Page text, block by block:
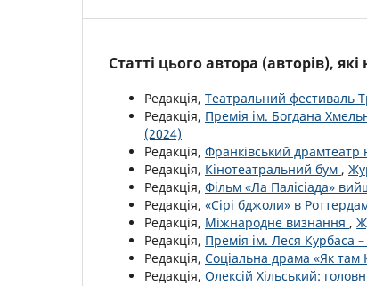
Статті цього автора (авторів),
Редакція, Театральний фестиваль
Редакція, Премія ім. Богдана
(2024)
Редакція, Франківський драмтеатр
Редакція, Кінотеатральний бум ,
Редакція, Фільм «Ла Палісіада»
Редакція, «Сірі бджоли» в
Редакція, Міжнародне визнання ,
Редакція, Премія ім. Леся Курбаса
Редакція, Соціальна драма «Як там
Редакція, Олексій Хільський: